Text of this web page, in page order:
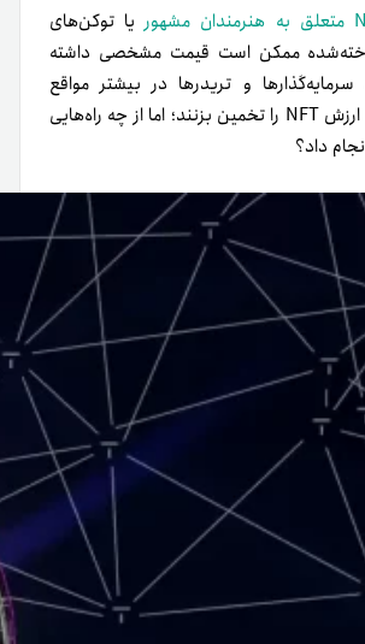
یا توکن‌های
ممکن است قیمت مشخصی داشته
سرمایه‌گذارها و تریدرها در بیشتر مواقع
به‌سختی می‌توانند ارزش NFT را تخمین بزنند؛ اما از چه راه‌هایی
داد؟